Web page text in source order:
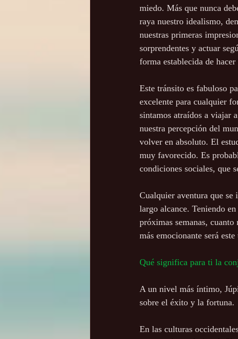
miedo. Más que nunca
raya nuestro idealismo,
nuestras primeras
sorprendentes y actuar
forma establecida de
Este tránsito es fabuloso
excelente para cualquier
sintamos atraídos a viajar
nuestra percepción del
volver en absoluto. El
muy favorecido. Es
condiciones sociales, que
Cualquier aventura que se
largo alcance. Teniendo
próximas semanas,
más emocionante será
Qué significa para ti la
A un nivel más íntimo,
sobre el éxito y la fortuna.
En las culturas